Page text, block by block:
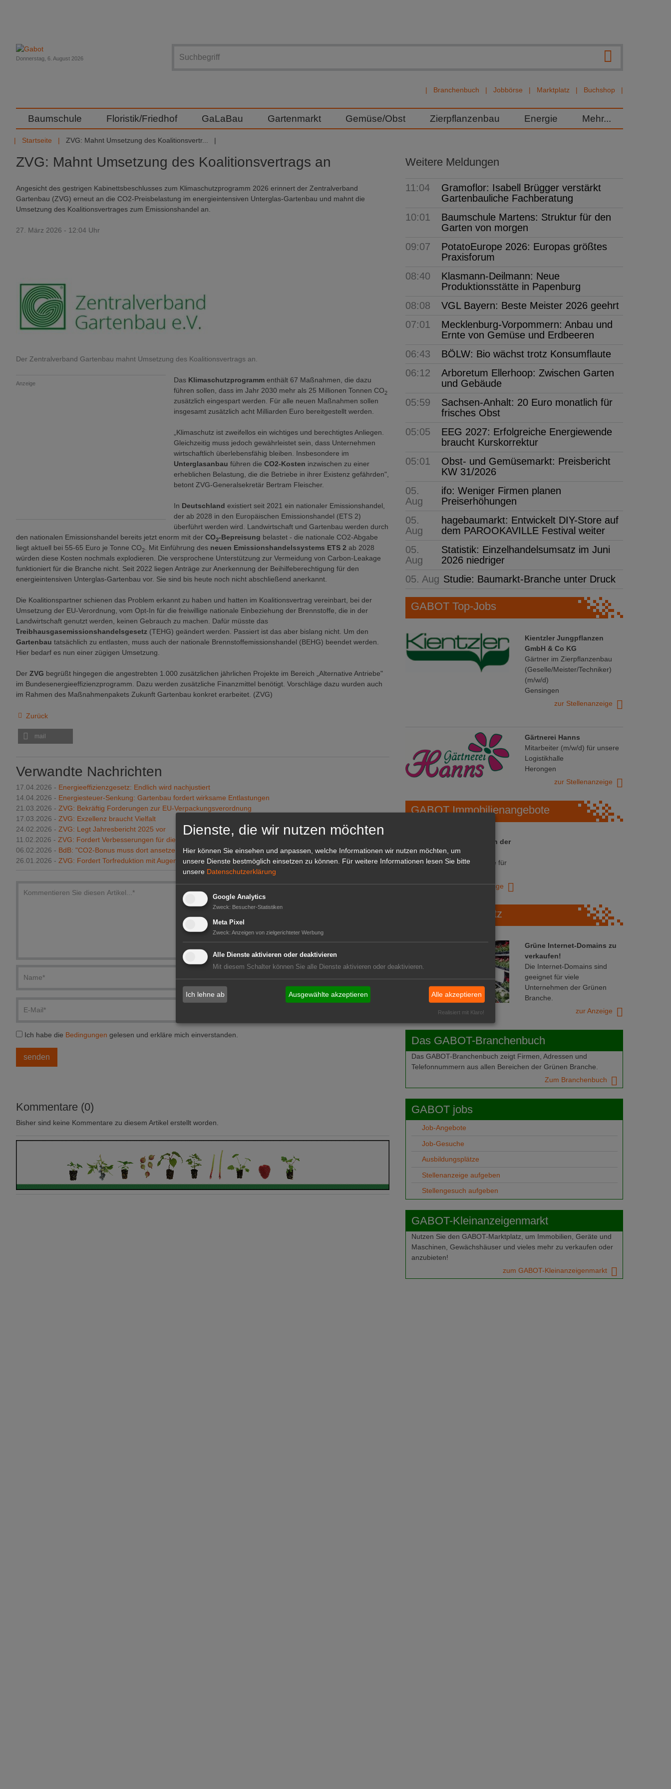
Branchenbuch Jobbörse Marktplatz Buchshop
Donnerstag, 6. August 2026
Baumschule Floristik/Friedhof GaLaBau Gartenmarkt Gemüse/Obst Zierpflanzenbau Energie Mehr...
Startseite ZVG: Mahnt Umsetzung des Koalitionsvertr...
ZVG: Mahnt Umsetzung des Koalitionsvertrags an
Angesicht des gestrigen Kabinettsbeschlusses zum Klimaschutzprogramm 2026 erinnert der Zentralverband
Gartenbau (ZVG) erneut an die CO2-Preisbelastung im energieintensiven Unterglas-Gartenbau und mahnt die
Umsetzung des Koalitionsvertrages zum Emissionshandel an.
27. März 2026 - 12:04 Uhr
Der Zentralverband Gartenbau mahnt Umsetzung des Koalitionsvertrags an.
Anzeige Das Klimaschutzprogramm enthält 67 Maßnahmen, die dazu
führen sollen, dass im Jahr 2030 mehr als 25 Millionen Tonnen CO2
zusätzlich eingespart werden. Für alle neuen Maßnahmen sollen
insgesamt zusätzlich acht Milliarden Euro bereitgestellt werden.
„Klimaschutz ist zweifellos ein wichtiges und berechtigtes Anliegen.
Gleichzeitig muss jedoch gewährleistet sein, dass Unternehmen
wirtschaftlich überlebensfähig bleiben. Insbesondere im
Unterglasanbau führen die CO2-Kosten inzwischen zu einer
erheblichen Belastung, die die Betriebe in ihrer Existenz gefährden",
betont ZVG-Generalsekretär Bertram Fleischer.
In Deutschland existiert seit 2021 ein nationaler Emissionshandel,
der ab 2028 in den Europäischen Emissionshandel (ETS 2)
überführt werden wird. Landwirtschaft und Gartenbau werden durch
den nationalen Emissionshandel bereits jetzt enorm mit der CO2-Bepreisung belastet - die nationale CO2-Abgabe
liegt aktuell bei 55-65 Euro je Tonne CO2 . Mit Einführung des neuen Emissionshandelssystems ETS 2 ab 2028
würden diese Kosten nochmals explodieren. Die versprochene Unterstützung zur Vermeidung von Carbon-Leakage
funktioniert für die Branche nicht. Seit 2022 liegen Anträge zur Anerkennung der Beihilfeberechtigung für den
energieintensiven Unterglas-Gartenbau vor. Sie sind bis heute noch nicht abschließend anerkannt.
Die Koalitionspartner schienen das Problem erkannt zu haben und hatten im Koalitionsvertrag vereinbart, bei der
Umsetzung der EU-Verordnung, vom Opt-In für die freiwillige nationale Einbeziehung der Brennstoffe, die in der
Landwirtschaft genutzt werden, keinen Gebrauch zu machen. Dafür müsste das
Treibhausgasemissionshandelsgesetz (TEHG) geändert werden. Passiert ist das aber bislang nicht. Um den
Gartenbau tatsächlich zu entlasten, muss auch der nationale Brennstoffemissionshandel (BEHG) beendet werden.
Hier bedarf es nun einer zügigen Umsetzung.
Der ZVG begrüßt hingegen die angestrebten 1.000 zusätzlichen jährlichen Projekte im Bereich „Alternative Antriebe"
im Bundesenergieeffizienzprogramm. Dazu werden zusätzliche Finanzmittel benötigt. Vorschläge dazu wurden auch
im Rahmen des Maßnahmenpakets Zukunft Gartenbau konkret erarbeitet. (ZVG)
Zurück
mail
Verwandte Nachrichten
17.04.2026 - Energieeffizienzgesetz: Endlich wird nachjustiert
14.04.2026 - Energiesteuer-Senkung: Gartenbau fordert wirksame Entlastungen
21.03.2026 - ZVG: Bekräftig Forderungen zur EU-Verpackungsverordnung
17.03.2026 - ZVG: Exzellenz braucht Vielfalt
24.02.2026 - ZVG: Legt Jahresbericht 2025 vor
11.02.2026 - ZVG: Fordert Verbesserungen für die Verfügbarkeit von Pflanzenschutzmitteln
06.02.2026 - BdB: "CO2-Bonus muss dort ansetzen, wo echte CO2-Senken entstehen"
26.01.2026 - ZVG: Fordert Torfreduktion mit Augenmaß
Ich habe die Bedingungen gelesen und erkläre mich einverstanden.
Kommentare (0)
Bisher sind keine Kommentare zu diesem Artikel erstellt worden.
Weitere Meldungen
11:04
Gramoflor: Isabell Brügger verstärkt
Gartenbauliche Fachberatung
10:01
Baumschule Martens: Struktur für den
Garten von morgen
09:07
PotatoEurope 2026: Europas größtes
Praxisforum
08:40
Klasmann-Deilmann: Neue
Produktionsstätte in Papenburg
08:08
VGL Bayern: Beste Meister 2026 geehrt
07:01
Mecklenburg-Vorpommern: Anbau und
Ernte von Gemüse und Erdbeeren
06:43
BÖLW: Bio wächst trotz Konsumflaute
06:12
Arboretum Ellerhoop: Zwischen Garten
und Gebäude
05:59
Sachsen-Anhalt: 20 Euro monatlich für
frisches Obst
05:05
EEG 2027: Erfolgreiche Energiewende
braucht Kurskorrektur
05:01
Obst- und Gemüsemarkt: Preisbericht
KW 31/2026
05.
Aug
ifo: Weniger Firmen planen
Preiserhöhungen
05.
Aug
hagebaumarkt: Entwickelt DIY-Store auf
dem PAROOKAVILLE Festival weiter
05.
Aug
Statistik: Einzelhandelsumsatz im Juni
2026 niedriger
05. Aug Studie: Baumarkt-Branche unter Druck
GABOT Top-Jobs
Kientzler Jungpflanzen
GmbH & Co KG
Gärtner im Zierpflanzenbau
(Geselle/Meister/Techniker)
(m/w/d)
Gensingen
zur Stellenanzeige
Gärtnerei Hanns
Mitarbeiter (m/w/d) für unsere
Logistikhalle
Herongen
zur Stellenanzeige
GABOT Immobilienangebote
1A-Lage, ihre Chance in der
grünen Branche
Repräsentative Immobilie für
zur Anzeige
GABOT Marktplatz
Grüne Internet-Domains zu
verkaufen!
Die Internet-Domains sind
geeignet für viele
Unternehmen der Grünen
Branche.
zur Anzeige
Das GABOT-Branchenbuch
Das GABOT-Branchenbuch zeigt Firmen, Adressen und
Telefonnummern aus allen Bereichen der Grünen Branche.
Zum Branchenbuch
GABOT jobs
Job-Angebote
Job-Gesuche
Ausbildungsplätze
Stellenanzeige aufgeben
Stellengesuch aufgeben
GABOT-Kleinanzeigenmarkt
Nutzen Sie den GABOT-Marktplatz, um Immobilien, Geräte und
Maschinen, Gewächshäuser und vieles mehr zu verkaufen oder
anzubieten!
zum GABOT-Kleinanzeigenmarkt
Dienste, die wir nutzen möchten
Hier können Sie einsehen und anpassen, welche Informationen wir nutzen möchten, um
unsere Dienste bestmöglich einsetzen zu können.
Für weitere Informationen lesen Sie bitte
unsere Datenschutzerklärung
Google Analytics
Zweck: Besucher-Statistiken
Meta Pixel
Zweck: Anzeigen von zielgerichteter Werbung
Alle Dienste aktivieren oder deaktivieren
Mit diesem Schalter können Sie alle Dienste aktivieren oder deaktivieren.
Ich lehne ab Ausgewählte akzeptieren Alle akzeptieren
Realisiert mit Klaro!